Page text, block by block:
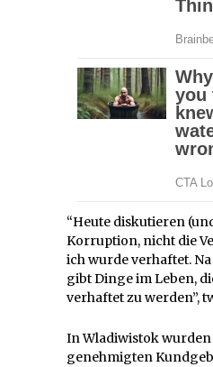
“Heute diskutieren
Korruption, nicht die
ich wurde verhaftet. Na
gibt Dinge im Leben,
verhaftet zu werden”,
In Wladiwistok
genehmigten